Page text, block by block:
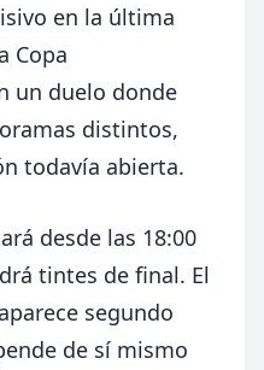
en la última
Copa
un duelo donde
distintos,
todavía abierta.
desde las 18:00
tintes de final. El
segundo
de sí mismo